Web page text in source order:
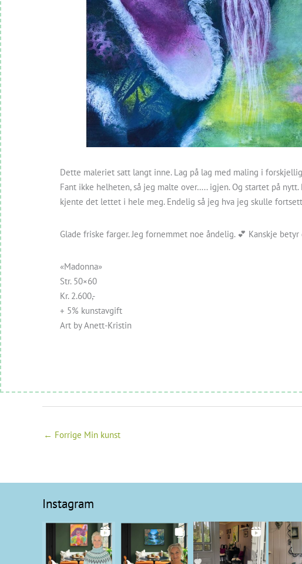
Dette maleriet satt langt inne. Lag på lag med maling i
Fant ikke helheten, så jeg malte over….. igjen. Og startet på
kjente det lettet i hele meg. Endelig så jeg hva jeg skulle
Glade friske farger. Jeg fornemmet noe åndelig. 💕 Kanskje
«Madonna»
Str. 50×60
Kr. 2.600,-
+ 5% kunstavgift
Art by Anett-Kristin
← Forrige Min kunst
Instagram